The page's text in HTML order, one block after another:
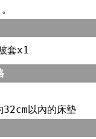
套x1
32cm以內的床墊